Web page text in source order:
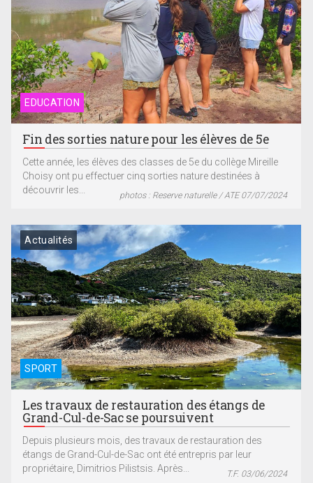
EDUCATION
Fin des sorties nature pour les élèves de 5e
Cette année, les élèves des classes de 5e du collège Mireille
Choisy ont pu effectuer cinq sorties nature destinées à
découvrir les...
photos : Reserve naturelle / ATE 07/07/2024
SPORT
Actualités
Les travaux de restauration des étangs de
Grand-Cul-de-Sac se poursuivent
Depuis plusieurs mois, des travaux de restauration des
étangs de Grand-Cul-de-Sac ont été entrepris par leur
propriétaire, Dimitrios Pilistsis. Après...
T.F. 03/06/2024